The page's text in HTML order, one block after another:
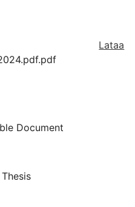
Document
Lataa